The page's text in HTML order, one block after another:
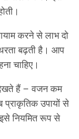
करने से लाभ दो
बढ़ती है। आप
चाहिए।
हैं – वजन कम
प्राकृतिक उपायों से
इसे नियमित रूप से